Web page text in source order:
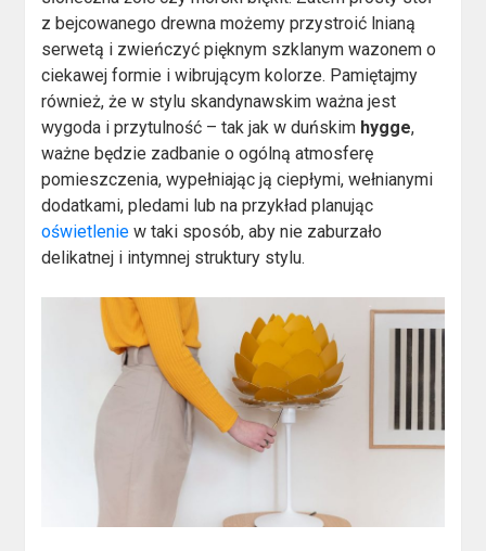
z bejcowanego drewna możemy przystroić lnianą
serwetą i zwieńczyć pięknym szklanym wazonem o
ciekawej formie i wibrującym kolorze. Pamiętajmy
również, że w stylu skandynawskim ważna jest
wygoda i przytulność – tak jak w duńskim hygge,
ważne będzie zadbanie o ogólną atmosferę
pomieszczenia, wypełniając ją ciepłymi, wełnianymi
dodatkami, pledami lub na przykład planując
oświetlenie w taki sposób, aby nie zaburzało
delikatnej i intymnej struktury stylu.